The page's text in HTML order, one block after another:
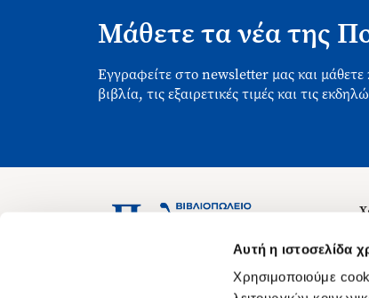
Αυτή η ιστοσελίδα
Χρησιμοποιούμε
Μάθετε τα νέα της
Εγγραφείτε στο newsletter μας και
βιβλία, τις εξαιρετικές τιμές και τις
Ασκληπιού 1-3, Αθήνα 106 79